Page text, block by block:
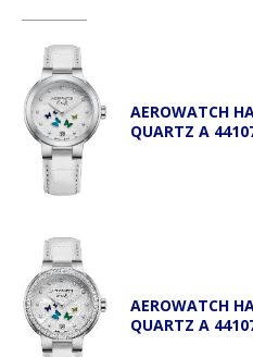
AEROWATCH
QUARTZ A
AEROWATCH
QUARTZ A